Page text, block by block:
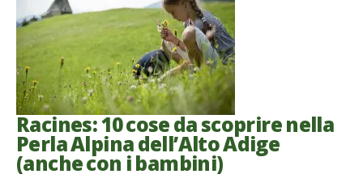
Racines: 10 cose da scoprire nella
Perla Alpina dell’Alto Adige
(anche con i bambini)